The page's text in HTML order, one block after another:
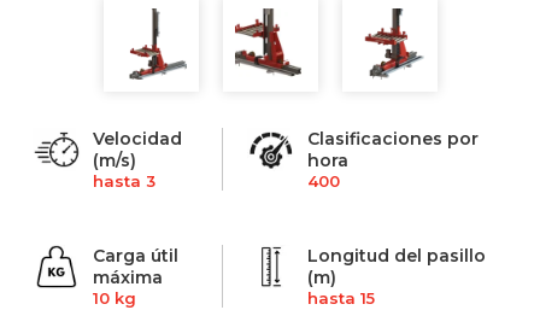
Velocidad
(m/s)
hasta 3
Clasificaciones por
hora
400
Carga útil
máxima
10 kg
Longitud del pasillo
(m)
hasta 15